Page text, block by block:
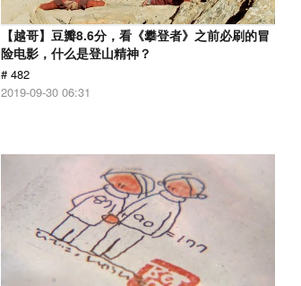
【越哥】豆瓣8.6分，看《攀登者》之前必刷的冒
险电影，什么是登山精神？
# 482
2019-09-30 06:31